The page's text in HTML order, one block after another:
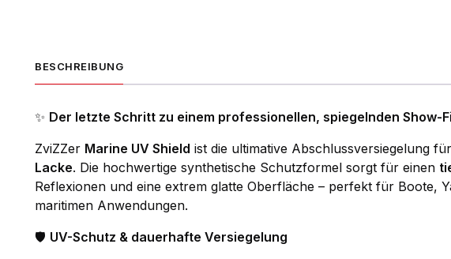
BESCHREIBUNG
✨ Der letzte Schritt zu einem professionellen, spiegelnden Show-
ZviZZer Marine UV Shield ist die ultimative Abschlussversiegelung für
Lacke. Die hochwertige synthetische Schutzformel sorgt für einen
Reflexionen und eine extrem glatte Oberfläche – perfekt für Boote,
maritimen Anwendungen.
🛡️ UV-Schutz & dauerhafte Versiegelung